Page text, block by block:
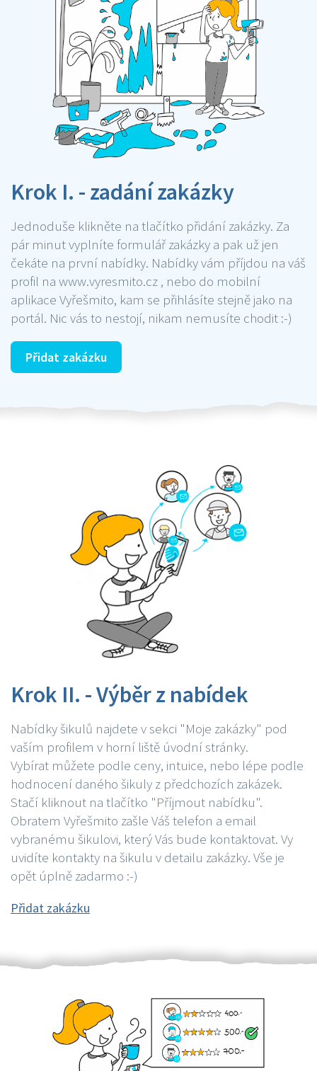
Krok I. - zadání zakázky
Jednoduše klikněte na tlačítko přidání zakázky. Za
pár minut vyplníte formulář zakázky a pak už jen
čekáte na první nabídky. Nabídky vám příjdou na váš
profil na www.vyresmito.cz , nebo do mobilní
aplikace Vyřešmito, kam se přihlásíte stejně jako na
portál. Nic vás to nestojí, nikam nemusíte chodit :-)
Přidat zakázku
Krok II. - Výběr z nabídek
Nabídky šikulů najdete v sekci "Moje zakázky" pod
vaším profilem v horní liště úvodní stránky.
Vybírat můžete podle ceny, intuice, nebo lépe podle
hodnocení daného šikuly z předchozích zakázek.
Stačí kliknout na tlačítko "Příjmout nabídku".
Obratem Vyřešmito zašle Váš telefon a email
vybranému šikulovi, který Vás bude kontaktovat. Vy
uvidíte kontakty na šikulu v detailu zakázky. Vše je
opět úplně zadarmo :-)
Přidat zakázku